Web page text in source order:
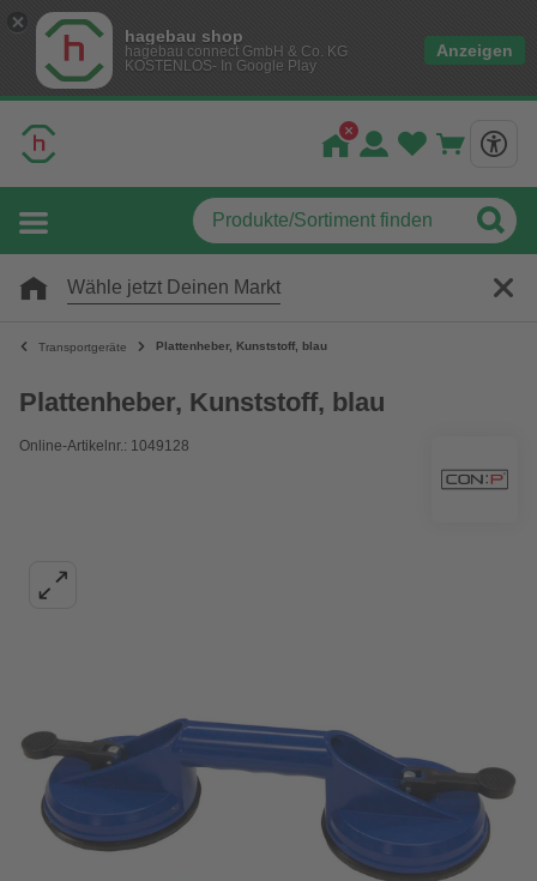
hagebau shop
hagebau connect GmbH & Co. KG
KOSTENLOS- In Google Play
Anzeigen
Wähle jetzt Deinen Markt
Transportgeräte Plattenheber, Kunststoff, blau
Plattenheber, Kunststoff, blau
Online-Artikelnr.: 1049128